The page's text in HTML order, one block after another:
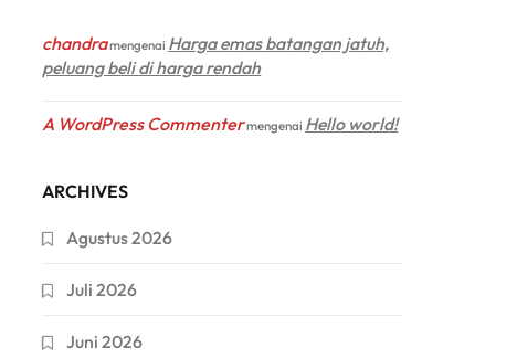
chandramengenai Harga emas batangan jatuh,
peluang beli di harga rendah
A WordPress Commentermengenai Hello world!
ARCHIVES
Agustus 2026
Juli 2026
Juni 2026